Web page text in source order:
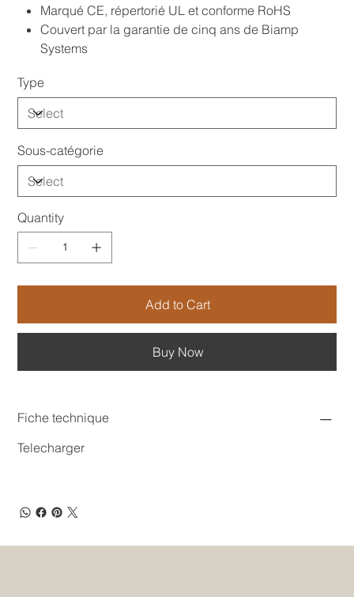
Marqué CE, répertorié UL et conforme RoHS
Couvert par la garantie de cinq ans de Biamp
Systems
Type
Sous-catégorie
Quantity
Add to Cart
Buy Now
Fiche technique
Telecharger